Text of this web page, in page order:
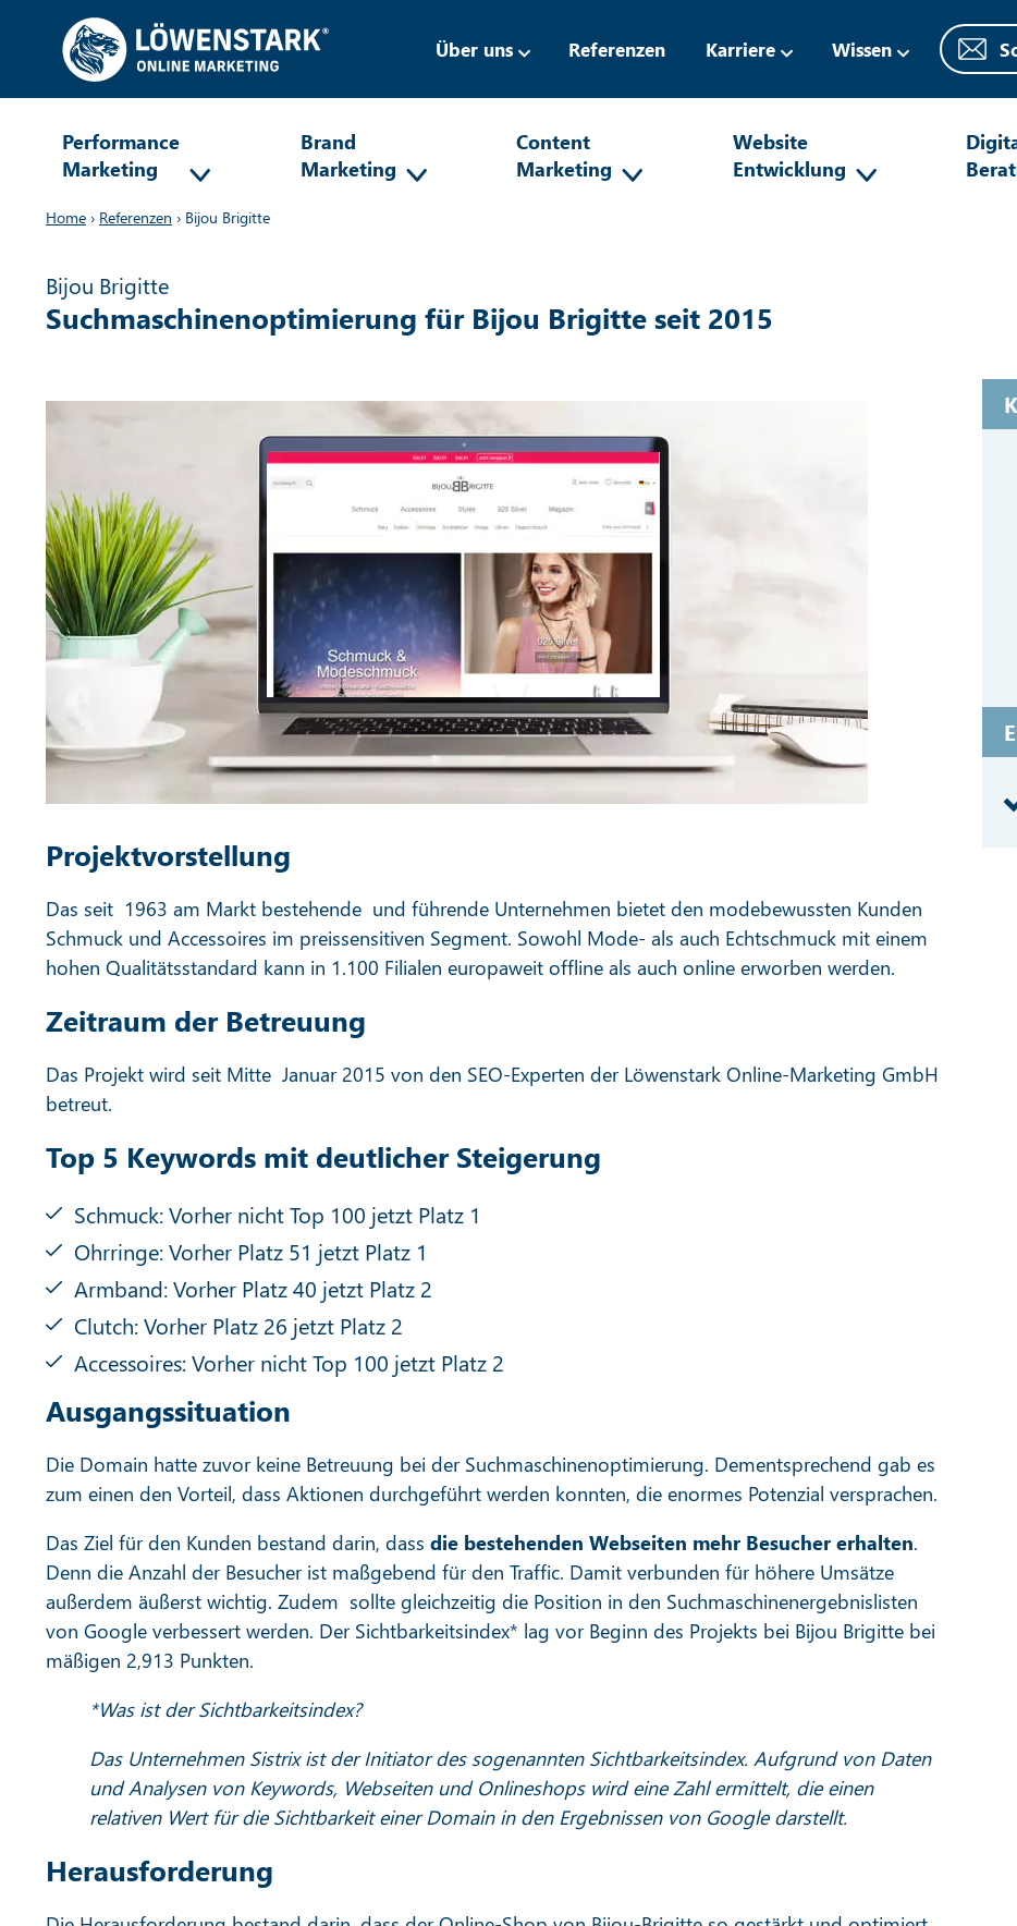
Über uns Referenzen Karriere Wissen
Performance
Marketing
Brand
Marketing
Content
Marketing
Website
Entwicklung
Home › Referenzen › Bijou Brigitte
Bijou Brigitte
Suchmaschinenoptimierung für Bijou Brigitte seit 2015
Projektvorstellung
Das seit 1963 am Markt bestehende und führende Unternehmen bietet den modebewussten Kunden
Schmuck und Accessoires im preissensitiven Segment. Sowohl Mode- als auch Echtschmuck mit einem
hohen Qualitätsstandard kann in 1.100 Filialen europaweit offline als auch online erworben werden.
Zeitraum der Betreuung
Das Projekt wird seit Mitte Januar 2015 von den SEO-Experten der Löwenstark Online-Marketing GmbH
betreut.
Top 5 Keywords mit deutlicher Steigerung
Schmuck: Vorher nicht Top 100 jetzt Platz 1
Ohrringe: Vorher Platz 51 jetzt Platz 1
Armband: Vorher Platz 40 jetzt Platz 2
Clutch: Vorher Platz 26 jetzt Platz 2
Accessoires: Vorher nicht Top 100 jetzt Platz 2
Ausgangssituation
Die Domain hatte zuvor keine Betreuung bei der Suchmaschinenoptimierung. Dementsprechend gab es
zum einen den Vorteil, dass Aktionen durchgeführt werden konnten, die enormes Potenzial versprachen.
Das Ziel für den Kunden bestand darin, dass die bestehenden Webseiten mehr Besucher erhalten.
Denn die Anzahl der Besucher ist maßgebend für den Traffic. Damit verbunden für höhere Umsätze
außerdem äußerst wichtig. Zudem sollte gleichzeitig die Position in den Suchmaschinenergebnislisten
von Google verbessert werden. Der Sichtbarkeitsindex* lag vor Beginn des Projekts bei Bijou Brigitte bei
mäßigen 2,913 Punkten.
*Was ist der Sichtbarkeitsindex?
Das Unternehmen Sistrix ist der Initiator des sogenannten Sichtbarkeitsindex. Aufgrund von Daten
und Analysen von Keywords, Webseiten und Onlineshops wird eine Zahl ermittelt, die einen
relativen Wert für die Sichtbarkeit einer Domain in den Ergebnissen von Google darstellt.
Herausforderung